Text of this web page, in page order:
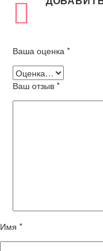
Ваша оценка *
Ваш отзыв *
Имя *